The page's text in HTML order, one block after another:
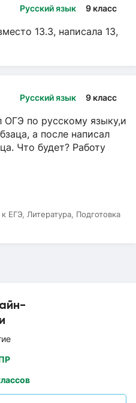
Русский язык 9 класс
13.3, написала 13,
Русский язык 9 класс
ОГЭ по русскому языку,и
а после написал
Что будет? Работу
ЕГЭ, Литература, Подготовка